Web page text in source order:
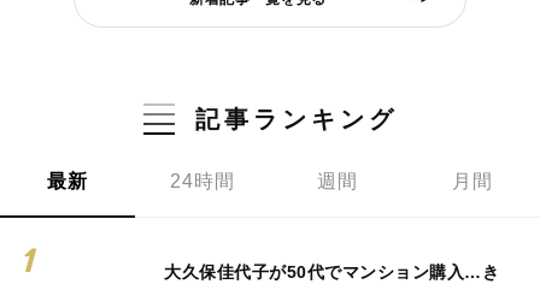
記事ランキング
最新 24時間 週間 月間
大久保佳代子が50代でマンション購入…き